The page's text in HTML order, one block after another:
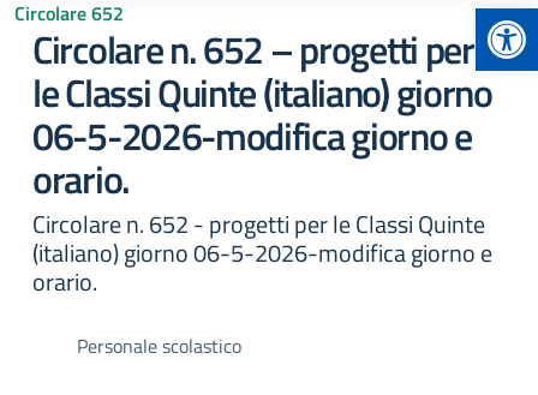
Circolare 652
Circolare n. 652 – progetti per
le Classi Quinte (italiano) giorno
06-5-2026-modifica giorno e
orario.
Circolare n. 652 - progetti per le Classi Quinte
(italiano) giorno 06-5-2026-modifica giorno e
orario.
Personale scolastico